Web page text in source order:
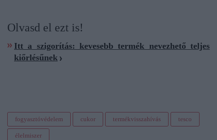
Olvasd el ezt is!
Itt a szigorítás: kevesebb termék nevezhető teljes
kiőrlésűnek
fogyasztóvédelem cukor termékvisszahívás tesco
élelmiszer